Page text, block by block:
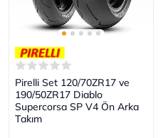
Pirelli Set 120/70ZR17 ve
190/50ZR17 Diablo
Supercorsa SP V4 Ön Arka
Takım